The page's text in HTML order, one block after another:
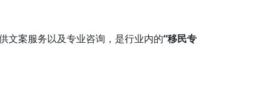
文案服务以及专业咨询，是行业内的“移民专